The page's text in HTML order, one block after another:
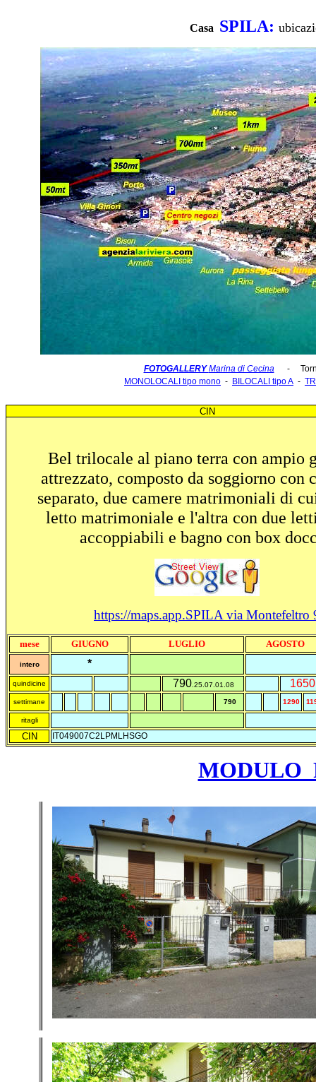
Casa SPILA:
FOTOGALLERYMarina di Cecina-
MONOLOCALI tipo mono - BILOCALI tipo A -
CIN
Bel trilocale al piano terra con ampio
attrezzato, composto da soggiorno con
separato, due camere matrimoniali di
letto matrimoniale e l'altra con due
accoppiabili e bagno con box
https://maps.app.SPILA via Montefeltro
mese GIUGNO LUGLIO AGOSTO
intero *
quindicine 790.25.07.01.08 1650
settimane 790 1290
ritagli
CIN IT049007C2LPMLHSGO
MODULO